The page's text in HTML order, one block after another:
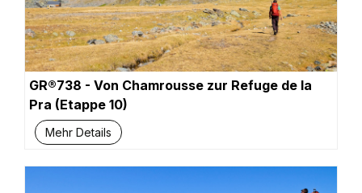
GR®738 - Von Chamrousse zur Refuge de la
Pra (Etappe 10)
Mehr Details